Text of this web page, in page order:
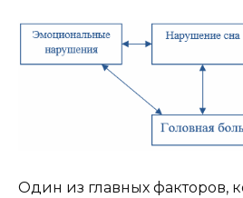
Один из главных факторов,